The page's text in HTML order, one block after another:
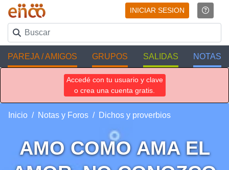
INICIAR SESION
PAREJA / AMIGOS GRUPOS SALIDAS NOTAS
Accedé con tu usuario y clave
o crea una cuenta gratis.
Inicio Notas y Foros Dichos y proverbios
AMO COMO AMA EL